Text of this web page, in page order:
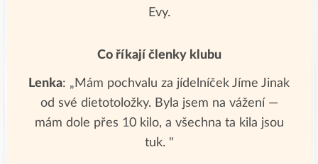
Evy.
Co říkají členky klubu
Lenka: „Mám pochvalu za jídelníček Jíme Jinak
od své dietotoložky. Byla jsem na vážení —
mám dole přes 10 kilo, a všechna ta kila jsou
tuk. "